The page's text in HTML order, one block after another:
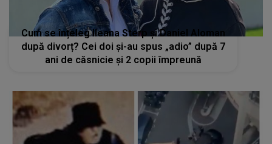
Cum se înțeleg Ileana Sterp și Daniel Aloman
după divorț? Cei doi și-au spus „adio” după 7
ani de căsnicie și 2 copii împreună